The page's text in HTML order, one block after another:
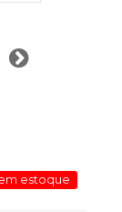
Próximo
estoque